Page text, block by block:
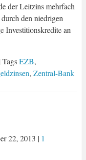
der Leitzins mehrfach
den niedrigen
Investitionskredite an
| TagsEZB,
, Zentral-Bank
22, 2013 | 1